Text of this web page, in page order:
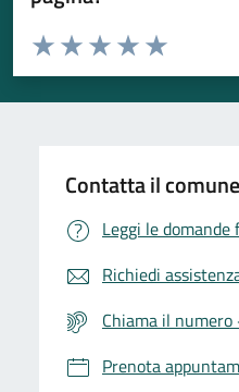
Valuta da 1 a 5 stelle la pagina
Valuta 5
Valuta 4 stelle
Valuta 3 stelle su 5
Valuta 2 stelle su 5
Valuta 1 stelle su 5
Contatta il comune
Leggi le
Richiedi
Chiama il
Prenota